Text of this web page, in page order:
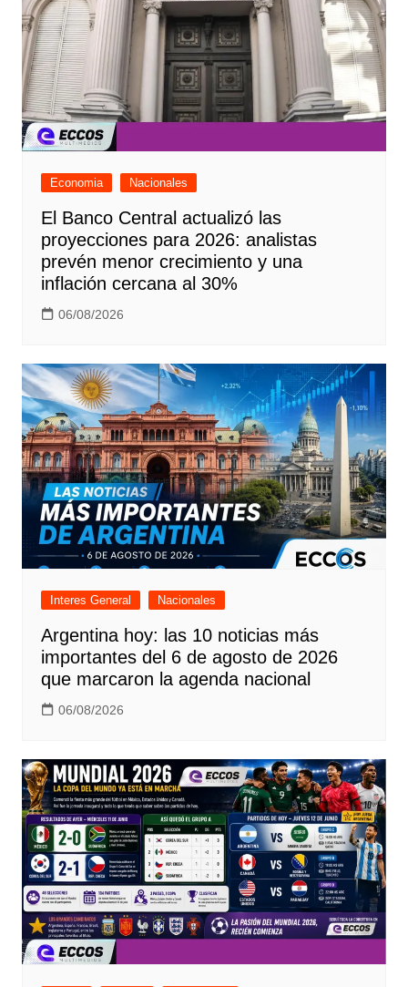
Economia Nacionales
El Banco Central actualizó las
proyecciones para 2026: analistas
prevén menor crecimiento y una
inflación cercana al 30%
06/08/2026
Interes General Nacionales
Argentina hoy: las 10 noticias más
importantes del 6 de agosto de 2026
que marcaron la agenda nacional
06/08/2026